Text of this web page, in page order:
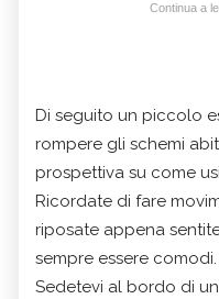
Continua a
Di seguito un piccolo
rompere gli schemi
prospettiva su come
Ricordate di fare
riposate appena
sempre essere comodi.
Sedetevi al bordo di